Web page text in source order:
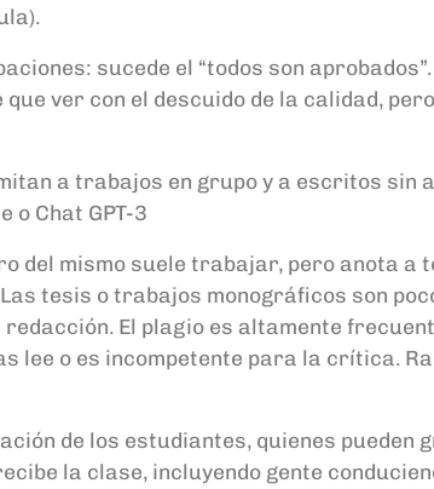
sucede el “todos son
ver con el descuido de la calidad,
a trabajos en grupo y a escritos sin
o Chat GPT-3
del mismo suele trabajar, pero anota a
tesis o trabajos monográficos son
El plagio es altamente
lee o es incompetente para la crítica.
de los estudiantes, quienes pueden
la clase, incluyendo gente